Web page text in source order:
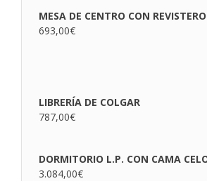
MESA DE CENTRO CON REVISTERO
693,00€
LIBRERÍA DE COLGAR
787,00€
DORMITORIO L.P. CON CAMA
3.084,00€